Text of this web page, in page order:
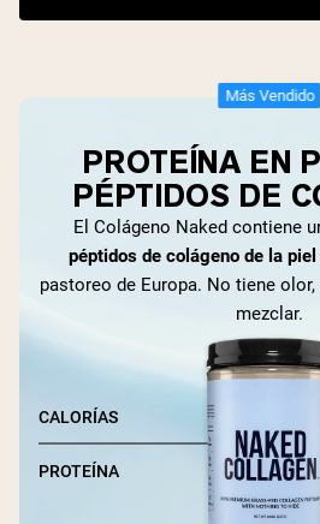
Más Vendido
PROTEÍNA EN
PÉPTIDOS DE
El Colágeno Naked contiene
péptidos de colágeno de la
pastoreo de Europa. No tiene
mezclar.
CALORÍAS
PROTEÍNA